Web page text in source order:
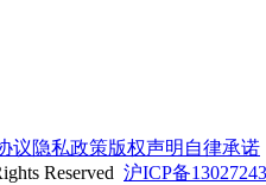
议隐私政策版权声明 自律承诺
Reserved 沪ICP备